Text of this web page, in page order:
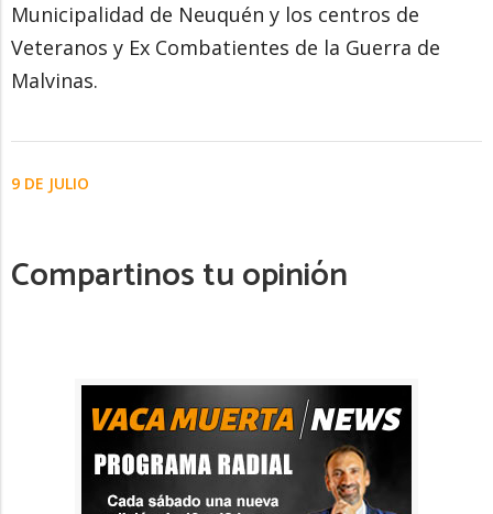
Municipalidad de Neuquén y los centros de
Veteranos y Ex Combatientes de la Guerra de
Malvinas.
9 DE JULIO
Compartinos tu opinión